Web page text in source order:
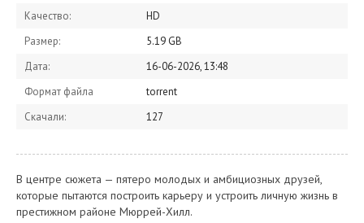
Качество:
HD
Размер:
5.19 GB
Дата:
16-06-2026, 13:48
Формат файла
torrent
Скачали:
127
В центре сюжета — пятеро молодых и амбициозных друзей,
которые пытаются построить карьеру и устроить личную жизнь в
престижном районе Мюррей-Хилл.